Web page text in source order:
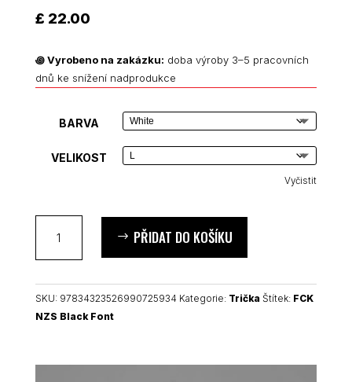
základě
hodnocení
£ 22.00
꩜Vyrobeno na zakázku: doba výroby 3–5 pracovních
dnů ke snížení nadprodukce
BARVA
VELIKOST
Vyčistit
Black
dámské
tričko
PŘIDAT DO KOŠÍKU
SKU: 97834323526990725934 Kategorie: Trička Štítek: FCK
NZS Black Font